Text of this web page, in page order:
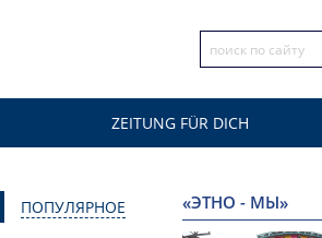
ZEITUNG FÜR DICH
ПОПУЛЯРНОЕ «ЭТНО - МЫ»